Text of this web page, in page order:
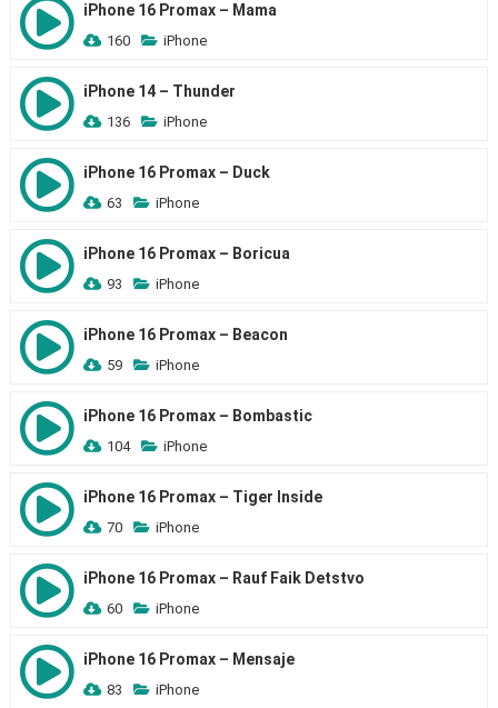
iPhone 16 Promax – Mama
160 iPhone
iPhone 14 – Thunder
136 iPhone
iPhone 16 Promax – Duck
63 iPhone
iPhone 16 Promax – Boricua
93 iPhone
iPhone 16 Promax – Beacon
59 iPhone
iPhone 16 Promax – Bombastic
104 iPhone
iPhone 16 Promax – Tiger Inside
70 iPhone
iPhone 16 Promax – Rauf Faik Detstvo
60 iPhone
iPhone 16 Promax – Mensaje
83 iPhone